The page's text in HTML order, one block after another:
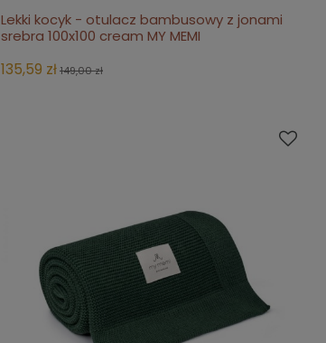
do koszyka
Lekki kocyk - otulacz bambusowy z jonami
srebra 100x100 cream MY MEMI
135,59 zł149,00 zł